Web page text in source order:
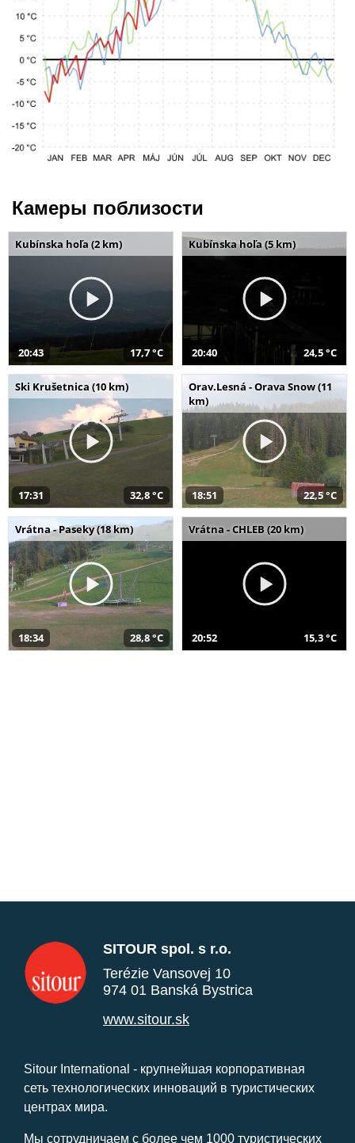
Камеры поблизости
Kubínska hoľa (2 km)
20:43 17,7 °C
Kubínska hoľa (5 km)
20:40 24,5 °C
Ski Krušetnica (10 km)
17:31 32,8 °C
Orav.Lesná - Orava Snow (11
km)
18:51 22,5 °C
Vrátna - Paseky (18 km)
18:34 28,8 °C
Vrátna - CHLEB (20 km)
20:52 15,3 °C
SITOUR spol. s r.o.
Terézie Vansovej 10
974 01 Banská Bystrica
www.sitour.sk
Sitour International - крупнейшая корпоративная
сеть технологических инноваций в туристических
центрах мира.
Мы сотрудничаем с более чем 1000 туристических